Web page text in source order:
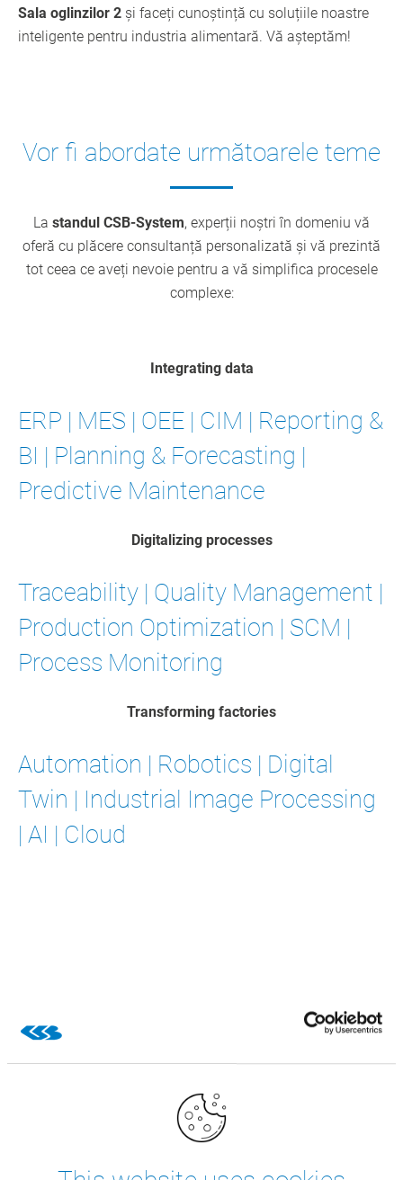
Sala oglinzilor 2 și faceți cunoștință cu soluțiile noastre
inteligente pentru industria alimentară. Vă așteptăm!
Vor fi abordate următoarele teme
La standul CSB-System, experții noștri în domeniu vă
oferă cu plăcere consultanță personalizată și vă prezintă
tot ceea ce aveți nevoie pentru a vă simplifica procesele
complexe:
Integrating data
ERP | MES | OEE | CIM | Reporting &
BI | Planning & Forecasting |
Predictive Maintenance
Digitalizing processes
Traceability | Quality Management |
Production Optimization | SCM |
Process Monitoring
Transforming factories
Automation | Robotics | Digital
Twin | Industrial Image Processing
| AI | Cloud
Experimentați în direct
funcționarea PC-ului nostru
industrial CSB-Rack
În cadrul standului nostru expozițional vă arătăm cum
puteți înscrie online datele operaționale cu ajutorul